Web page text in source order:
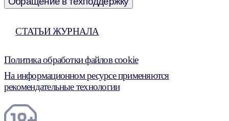
СТАТЬИ ЖУРНАЛА
Политика обработки файлов cookie
На информационном ресурсе применяются
рекомендательные технологии